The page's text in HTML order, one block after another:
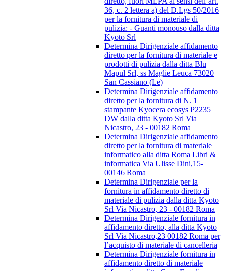
36, c. 2 lettera a) del D.Lgs 50/2016
per la fornitura di materiale di
pulizia: - Guanti monouso dalla ditta
Kyoto Srl
Determina Dirigenziale affidamento
diretto per la fornitura di materiale e
prodotti di pulizia dalla ditta Blu
Mapul Srl, ss Maglie Leuca 73020
San Cassiano (Le)
Determina Dirigenziale affidamento
diretto per la fornitura di N. 1
stampante Kyocera ecosys P2235
DW dalla ditta Kyoto Srl Via
Nicastro, 23 - 00182 Roma
Determina Dirigenziale affidamento
diretto per la fornitura di materiale
informatico alla ditta Roma Libri &
informatica Via Ulisse Dini,15-
00146 Roma
Determina Dirigenziale per la
fornitura in affidamento diretto di
materiale di pulizia dalla ditta Kyoto
Srl Via Nicastro, 23 - 00182 Roma
Determina Dirigenziale fornitura in
affidamento diretto, alla ditta Kyoto
Srl Via Nicastro,23 00182 Roma per
l’acquisto di materiale di cancelleria
Determina Dirigenziale fornitura in
affidamento diretto di materiale